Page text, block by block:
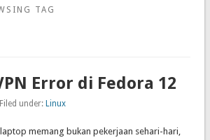
TAG
Error di Fedora 12
under: Linux
memang bukan pekerjaan sehari-hari,